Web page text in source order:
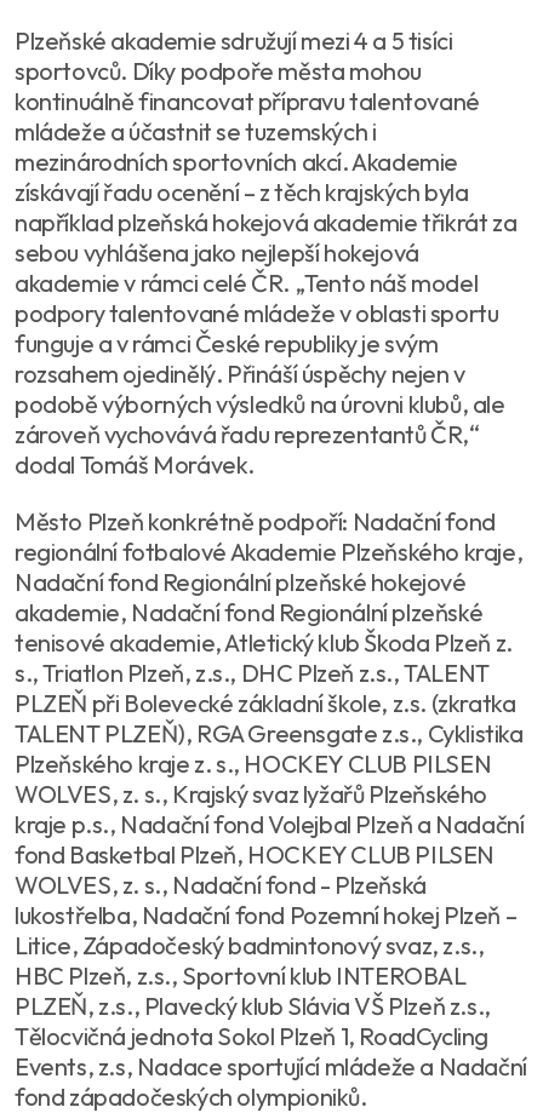
Plzeňské akademie sdružují mezi 4 a 5 tisíci
sportovců. Díky podpoře města mohou
kontinuálně financovat přípravu talentované
mládeže a účastnit se tuzemských i
mezinárodních sportovních akcí. Akademie
získávají řadu ocenění – z těch krajských byla
například plzeňská hokejová akademie třikrát za
sebou vyhlášena jako nejlepší hokejová
akademie v rámci celé ČR. „Tento náš model
podpory talentované mládeže v oblasti sportu
funguje a v rámci České republiky je svým
rozsahem ojedinělý. Přináší úspěchy nejen v
podobě výborných výsledků na úrovni klubů, ale
zároveň vychovává řadu reprezentantů ČR,“
dodal Tomáš Morávek.
Město Plzeň konkrétně podpoří: Nadační fond
regionální fotbalové Akademie Plzeňského kraje,
Nadační fond Regionální plzeňské hokejové
akademie, Nadační fond Regionální plzeňské
tenisové akademie, Atletický klub Škoda Plzeň z.
s., Triatlon Plzeň, z.s., DHC Plzeň z.s., TALENT
PLZEŇ při Bolevecké základní škole, z.s. (zkratka
TALENT PLZEŇ), RGA Greensgate z.s., Cyklistika
Plzeňského kraje z. s., HOCKEY CLUB PILSEN
WOLVES, z. s., Krajský svaz lyžařů Plzeňského
kraje p.s., Nadační fond Volejbal Plzeň a Nadační
fond Basketbal Plzeň, HOCKEY CLUB PILSEN
WOLVES, z. s., Nadační fond - Plzeňská
lukostřelba, Nadační fond Pozemní hokej Plzeň –
Litice, Západočeský badmintonový svaz, z.s.,
HBC Plzeň, z.s., Sportovní klub INTEROBAL
PLZEŇ, z.s., Plavecký klub Slávia VŠ Plzeň z.s.,
Tělocvičná jednota Sokol Plzeň 1, RoadCycling
Events, z.s, Nadace sportující mládeže a Nadační
fond západočeských olympioniků.